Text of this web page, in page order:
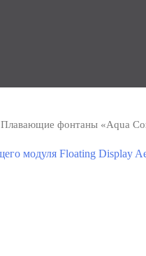
Плавающие фонтаны «Aqua